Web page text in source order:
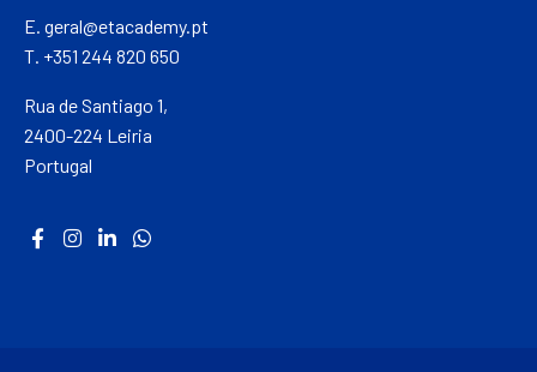
E. geral@etacademy.pt
T. +351 244 820 650
Rua de Santiago 1,
2400-224 Leiria
Portugal